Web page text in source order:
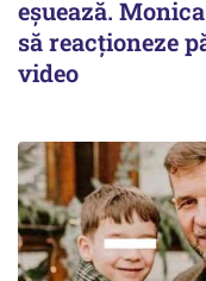
eșuează.
să reacționeze
video